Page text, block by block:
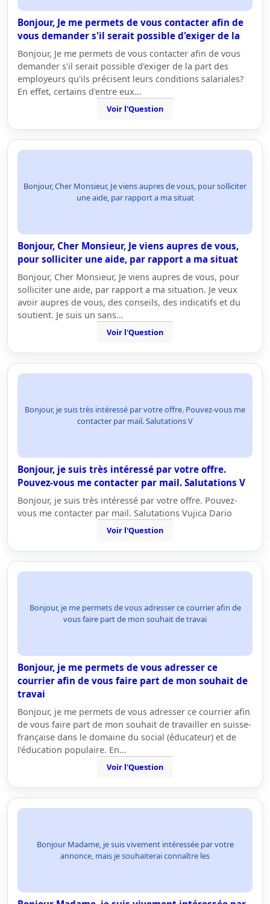
Bonjour, Je me permets de vous contacter afin de
vous demander s'il serait possible d'exiger de la
Bonjour, Je me permets de vous contacter afin de vous
demander s'il serait possible d'exiger de la part des
employeurs qu'ils précisent leurs conditions salariales?
En effet, certains d'entre eux…
Voir l'Question
Bonjour, Cher Monsieur, Je viens aupres de vous, pour solliciter
une aide, par rapport a ma situat
Bonjour, Cher Monsieur, Je viens aupres de vous,
pour solliciter une aide, par rapport a ma situat
Bonjour, Cher Monsieur, Je viens aupres de vous, pour
solliciter une aide, par rapport a ma situation. Je veux
avoir aupres de vous, des conseils, des indicatifs et du
soutient. Je suis un sans…
Voir l'Question
Bonjour, je suis très intéressé par votre offre. Pouvez-vous me
contacter par mail. Salutations V
Bonjour, je suis très intéressé par votre offre.
Pouvez-vous me contacter par mail. Salutations V
Bonjour, je suis très intéressé par votre offre. Pouvez-
vous me contacter par mail. Salutations Vujica Dario
Voir l'Question
Bonjour, je me permets de vous adresser ce courrier afin de
vous faire part de mon souhait de travai
Bonjour, je me permets de vous adresser ce
courrier afin de vous faire part de mon souhait de
travai
Bonjour, je me permets de vous adresser ce courrier afin
de vous faire part de mon souhait de travailler en suisse-
française dans le domaine du social (éducateur) et de
l'éducation populaire. En…
Voir l'Question
Bonjour Madame, je suis vivement intéressée par votre
annonce, mais je souhaiterai connaître les